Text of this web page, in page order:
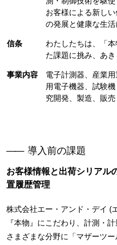
お客様による新し
の発展と健康な生活
信条
わたしたちは、「
た課題に挑み、あき
事業内容
電子計測器、産業
用電子機器、試験
究開発、製造、販売
―― 導入前の課題
お客様情報と出荷シリアル
置履歴管理
株式会社エー・アンド・デイ (
『本物』にこだわり、計測・
さまざまな分野に「マザーツ